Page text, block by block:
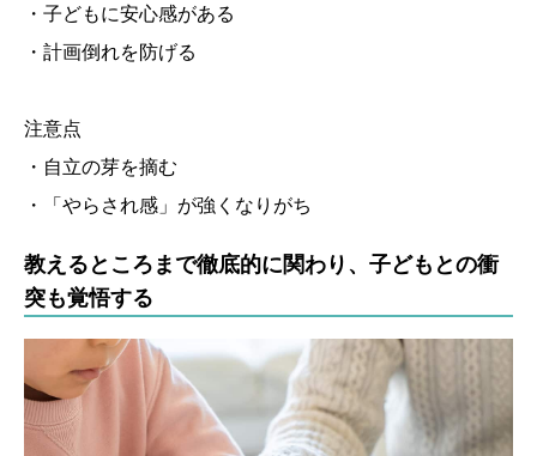
・子どもに安心感がある
・計画倒れを防げる
注意点
・自立の芽を摘む
・「やらされ感」が強くなりがち
教えるところまで徹底的に関わり、子どもとの衝
突も覚悟する